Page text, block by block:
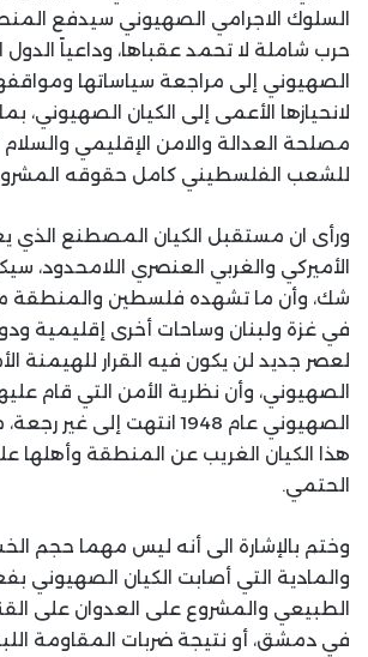
السلوك الاجرامي الصهيوني سيدفع
حرب شاملة لا تحمد عقباها، وداعياً الدول
الصهيوني إلى مراجعة سياساتها
لانحيازها الأعمى إلى الكيان الصهيوني،
مصلحة العدالة والامن الإقليمي والسلام
للشعب الفلسطيني كامل حقوقه
ورأى ان مستقبل الكيان المصطنع الذي
الأميركي والغربي العنصري اللامحدود،
شك، وأن ما تشهده فلسطين والمنطقة
في غزة ولبنان وساحات أخرى إقليمية
لعصر جديد لن يكون فيه القرار للهيمنة
الصهيوني، وأن نظرية الأمن التي قام
الصهيوني عام 1948 انتهت إلى
هذا الكيان الغريب عن المنطقة وأهلها
الحتمي.
وختم بالإشارة الى أنه ليس مهما حجم
والمادية التي أصابت الكيان الصهيوني
الطبيعي والمشروع على العدوان على
في دمشق، أو نتيجة ضربات المقاومة